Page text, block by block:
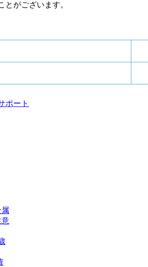
がございます。
ポート
意